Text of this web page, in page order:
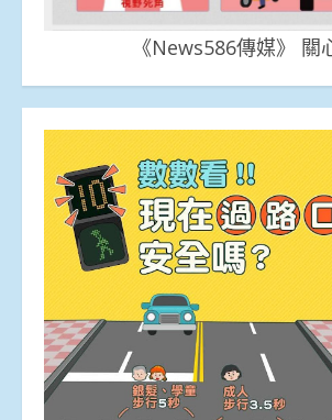
《News586傳媒》 關